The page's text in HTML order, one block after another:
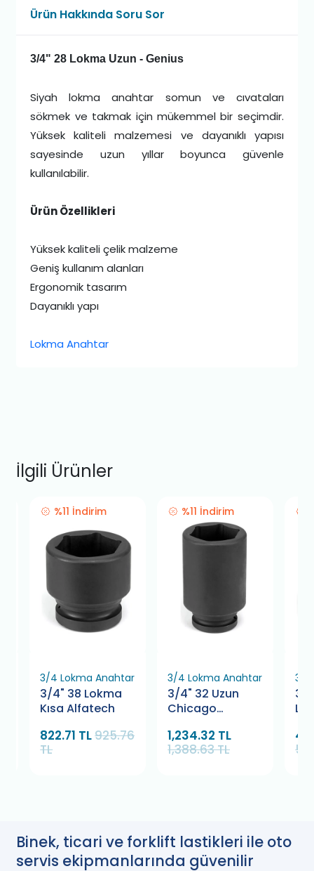
Ürün Hakkında Soru Sor
3/4" 28 Lokma Uzun - Genius
Siyah lokma anahtar somun ve cıvataları
sökmek ve takmak için mükemmel bir seçimdir.
Yüksek kaliteli malzemesi ve dayanıklı yapısı
sayesinde uzun yıllar boyunca güvenle
kullanılabilir.
Ürün Özellikleri
Yüksek kaliteli çelik malzeme
Geniş kullanım alanları
Ergonomik tasarım
Dayanıklı yapı
Lokma Anahtar
İlgili Ürünler
%11 İndirim
3/4 Lokma Anahtar
3/4" 38 Lokma
Kısa Alfatech
822.71 TL925.76
TL
%11 İndirim
3/4 Lokma Anahtar
3/4" 32 Uzun
Chicago
1,234.32 TL
1,388.63 TL
3/4
3/
Binek, ticari ve forklift lastikleri ile oto
servis ekipmanlarında güvenilir